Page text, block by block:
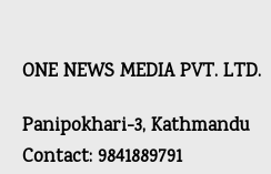
ONE NEWS MEDIA PVT. LTD.
Panipokhari-3, Kathmandu
Contact: 9841889791